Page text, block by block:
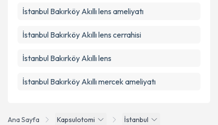
Ana Sayfa Kapsulotomi
İstanbul
İstanbul Bakırköy Akıllı lens ameliyatı
İstanbul Bakırköy Akıllı lens cerrahisi
İstanbul Bakırköy Akıllı lens
İstanbul Bakırköy Akıllı mercek ameliyatı